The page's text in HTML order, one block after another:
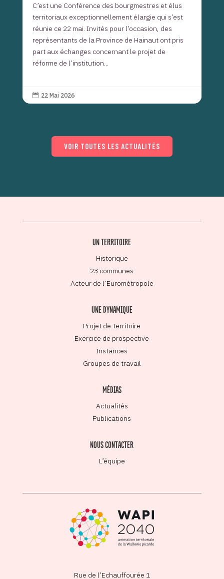
C’est une Conférence des bourgmestres et élus
territoriaux exceptionnellement élargie qui s’est
réunie ce 22 mai. Invités pour l’occasion, des
représentants de la Province de Hainaut ont pris
part aux échanges concernant le projet de
réforme de l’institution...
 22 Mai 2026
VOIR TOUTES LES ACTUALITÉS
UN TERRITOIRE
Historique
23 communes
Acteur de l’Eurométropole
UNE DYNAMIQUE
Projet de Territoire
Exercice de prospective
Instances
Groupes de travail
MÉDIAS
Actualités
Publications
NOUS CONTACTER
L’équipe
Rue de l’Echauffourée 1